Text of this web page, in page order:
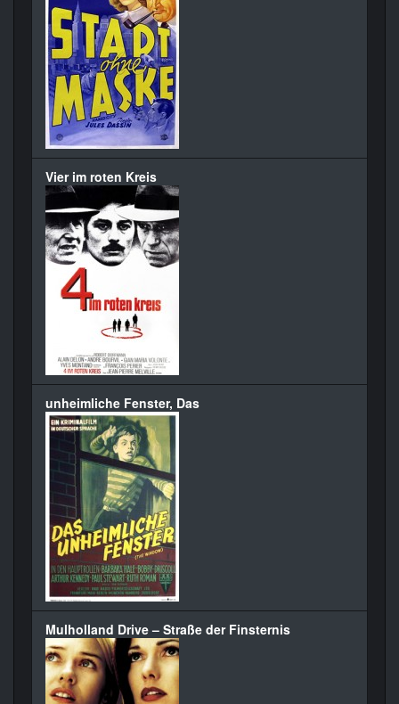
Vier im roten Kreis
unheimliche Fenster, Das
Mulholland Drive – Straße der Finsternis